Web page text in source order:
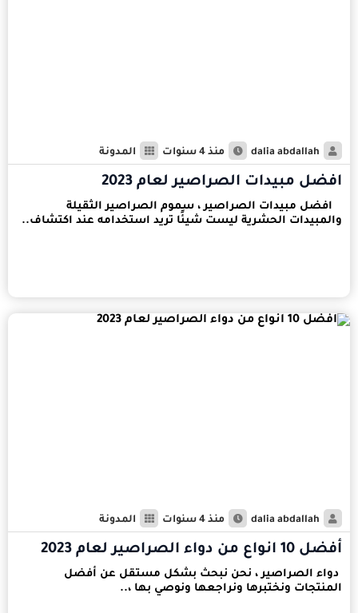
dalia abdallah منذ 4 سنوات المدونة
افضل مبيدات الصراصير لعام 2023
افضل مبيدات الصراصير ، سموم الصراصير الثقيلة
والمبيدات الحشرية ليست شيئًا تريد استخدامه عند اكتشاف..
dalia abdallah منذ 4 سنوات المدونة
أفضل 10 انواع من دواء الصراصير لعام 2023
دواء الصراصير ، نحن نبحث بشكل مستقل عن أفضل
المنتجات ونختبرها ونراجعها ونوصي بها ،..